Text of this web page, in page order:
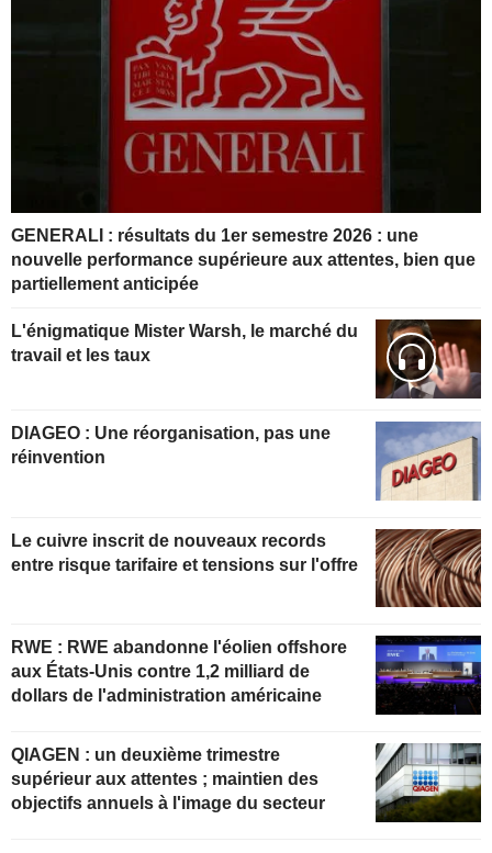
GENERALI : résultats du 1er semestre 2026 : une
nouvelle performance supérieure aux attentes, bien que
partiellement anticipée
L'énigmatique Mister Warsh, le marché du
travail et les taux
DIAGEO : Une réorganisation, pas une
réinvention
Le cuivre inscrit de nouveaux records
entre risque tarifaire et tensions sur l'offre
RWE : RWE abandonne l'éolien offshore
aux États-Unis contre 1,2 milliard de
dollars de l'administration américaine
QIAGEN : un deuxième trimestre
supérieur aux attentes ; maintien des
objectifs annuels à l'image du secteur